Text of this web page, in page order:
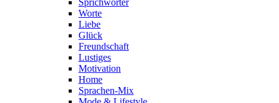
Sprichwörter
Worte
Liebe
Glück
Freundschaft
Lustiges
Motivation
Home
Sprachen-Mix